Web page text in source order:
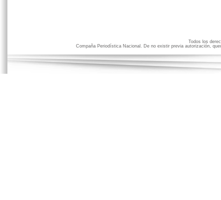
Todos los
Compaña Periodística Nacional. De no existir previa autorización,